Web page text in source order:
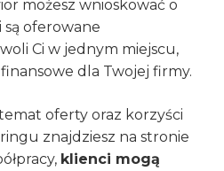
możesz wnioskować o
są oferowane
Ci w jednym miejscu,
dla Twojej firmy.
oferty oraz korzyści
znajdziesz na stronie
klienci mogą